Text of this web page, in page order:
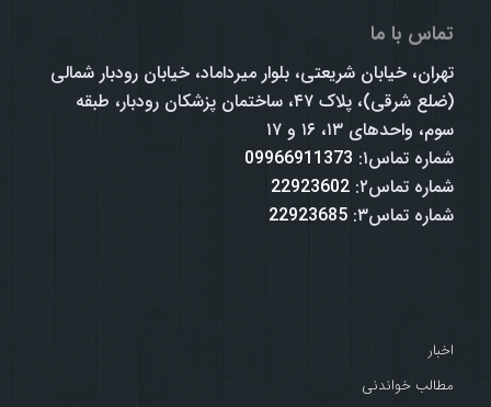
تماس با ما
تهران، خیابان شریعتی، بلوار میرداماد، خیابان رودبار شمالی
(ضلع شرقی)، پلاک ۴۷، ساختمان پزشکان رودبار، طبقه
سوم، واحدهای ۱۳، ۱۶ و ۱۷
شماره تماس۱:
09966911373
شماره تماس۲:
22923602
شماره تماس۳:
22923685
اخبار
مطالب خواندنی